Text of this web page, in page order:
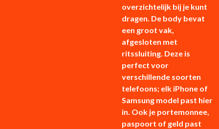
overzichtelijk bij je kunt
dragen. De body bevat
een groot vak,
afgesloten met
ritssluiting. Deze is
perfect voor
verschillende soorten
telefoons; elk iPhone of
Samsung model past hier
in. Ook je portemonnee,
paspoort of geld past